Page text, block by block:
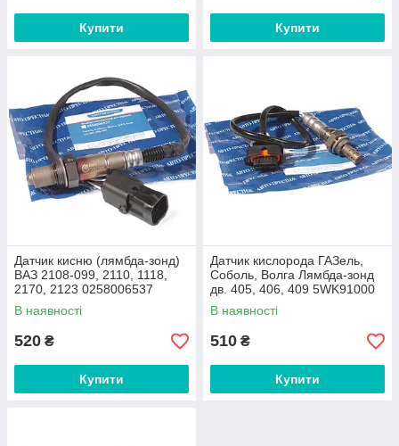
Купити Купити
Датчик кисню (лямбда-зонд)
ВАЗ 2108-099, 2110, 1118,
2170, 2123 0258006537
«Авто Престиж»
В наявності
520 ₴
Купити
Датчик кислорода ГАЗель,
Соболь, Волга Лямбда-зонд
дв. 405, 406, 409 5WK91000
«Авто Престиж»
В наявності
510 ₴
Купити